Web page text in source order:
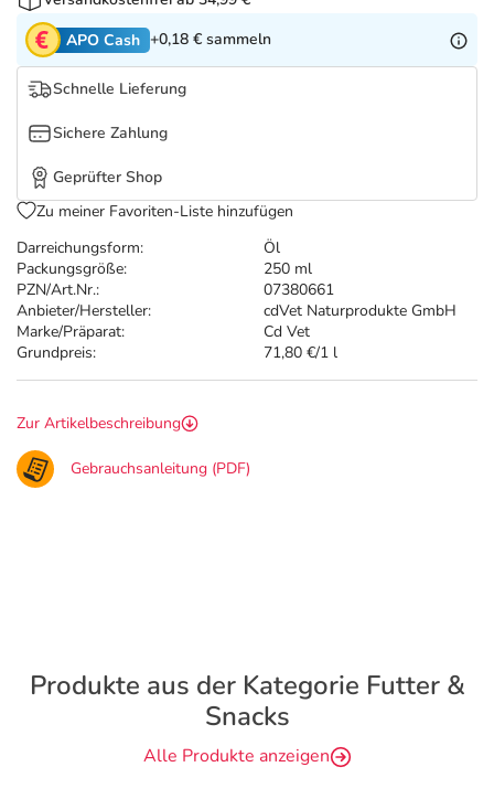
Tierapotheke
Vitamine & Mineralstoffe
Marken
Salus Deals
Darreichungsform:
Öl
Packungsgröße:
250 ml
PZN/Art.Nr.:
07380661
Anbieter/Hersteller:
cdVet Naturprodukte GmbH
Marke/Präparat:
Cd Vet
Grundpreis:
71,80 €/1 l
APO Cash +0,18 € sammeln
Schnelle Lieferung
Sichere Zahlung
Geprüfter Shop
Zu meiner Favoriten-Liste hinzufügen
Zur Artikelbeschreibung
Gebrauchsanleitung (PDF)
Produkte aus der Kategorie Futter &
Snacks
Alle Produkte anzeigen